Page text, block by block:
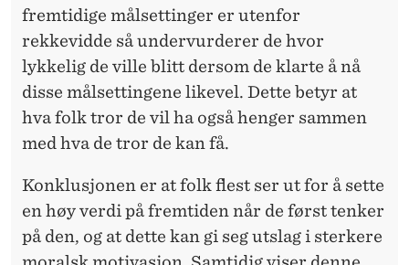
fremtidige målsettinger er utenfor
rekkevidde så undervurderer de hvor
lykkelig de ville blitt dersom de klarte å nå
disse målsettingene likevel. Dette betyr at
hva folk tror de vil ha også henger sammen
med hva de tror de kan få.
Konklusjonen er at folk flest ser ut for å sette
en høy verdi på fremtiden når de først tenker
på den, og at dette kan gi seg utslag i sterkere